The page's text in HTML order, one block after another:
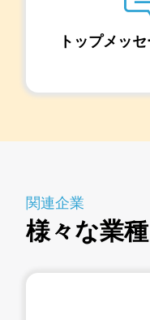
トップメッ
関連企業
様々な業